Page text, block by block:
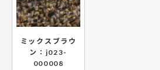
ミックスブラウ
ン：j023-
000008